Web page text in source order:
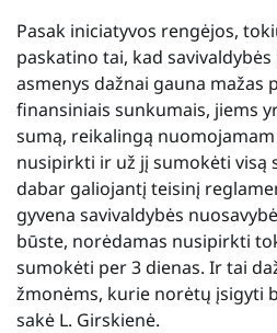
Pasak iniciatyvos rengėjos,
paskatino tai, kad
asmenys dažnai gauna mažas
finansiniais sunkumais, jiems
sumą, reikalingą
nusipirkti ir už jį sumokėti visą
dabar galiojantį teisinį
gyvena savivaldybės
būste, norėdamas nusipirkti
sumokėti per 3 dienas. Ir tai
žmonėms, kurie norėtų įsigyti
sakė L. Girskienė.